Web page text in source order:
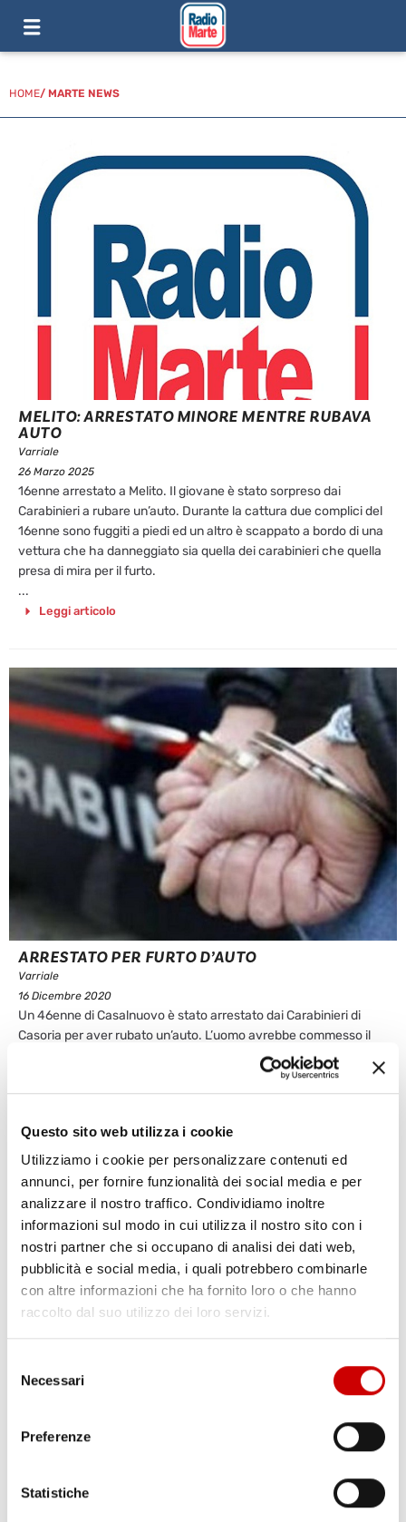
Questo sito web utilizza i cookie
Utilizziamo i cookie per personalizzare contenuti ed
annunci, per fornire funzionalità dei social media e per
analizzare il nostro traffico. Condividiamo inoltre
informazioni sul modo in cui utilizza il nostro sito con i
nostri partner che si occupano di analisi dei dati web,
pubblicità e social media, i quali potrebbero combinarle
con altre informazioni che ha fornito loro o che hanno
raccolto dal suo utilizzo dei loro servizi.
delNecessari
Preferenze
Statistiche
HOME/ MARTE NEWS
MELITO: ARRESTATO MINORE MENTRE RUBAVA
AUTO
Varriale
26 Marzo 2025
16enne arrestato a Melito. Il giovane è stato sorpreso dai
Carabinieri a rubare un’auto. Durante la cattura due complici del
16enne sono fuggiti a piedi ed un altro è scappato a bordo di una
vettura che ha danneggiato sia quella dei carabinieri che quella
presa di mira per il furto.
...
Leggi articolo
ARRESTATO PER FURTO D’AUTO
Varriale
16 Dicembre 2020
Un 46enne di Casalnuovo è stato arrestato dai Carabinieri di
Casoria per aver rubato un’auto. L’uomo avrebbe commesso il
furto al Centro Direzionale di Napoli per poi essere sorpreso dai
militari mentre smontava il cruscotto lato guida della vettura. Il
46enne è stato posto ai domiciliari in attesa di giudizio.
Leggi articolo